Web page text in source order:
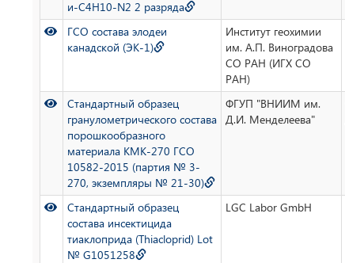
и-C4H10-N2 2 разряда
ГСО состава элодеи
канадской (ЭК-1)
Институт геохимии
им. А.П. Виноградова
СО РАН (ИГХ СО
РАН)
Стандартный образец
гранулометрического состава
порошкообразного
материала КМК-270 ГСО
10582-2015 (партия № 3-
270, экземпляры № 21-30)
ФГУП "ВНИИМ им.
Д.И. Менделеева"
Стандартный образец
состава инсектицида
тиаклоприда (Thiacloprid) Lot
№ G1051258
LGC Labor GmbH